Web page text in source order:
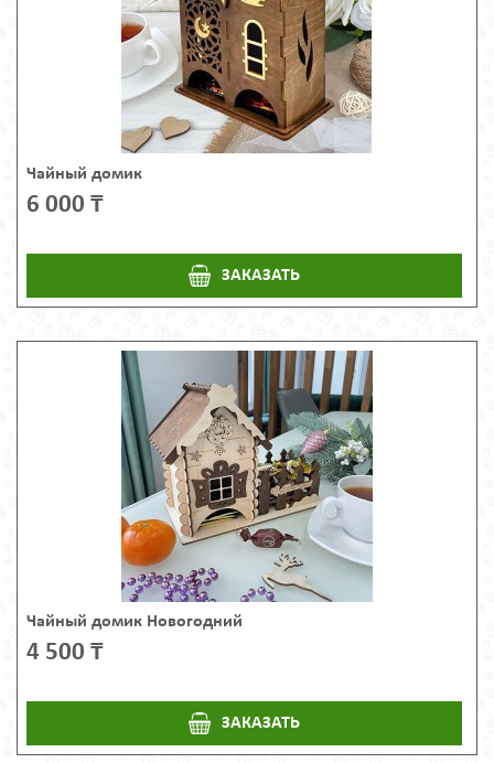
Чайный домик
6 000 ₸
ЗАКАЗАТЬ
Чайный домик Новогодний
4 500 ₸
ЗАКАЗАТЬ